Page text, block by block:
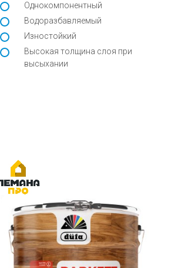
Однокомпонентный
Водоразбавляемый
Изностойкий
Высокая толщина слоя при
высыхании